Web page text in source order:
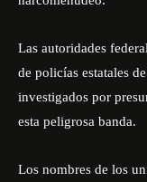
Las autoridades
de policías estatales
investigados por
esta peligrosa banda.
Los nombres de los